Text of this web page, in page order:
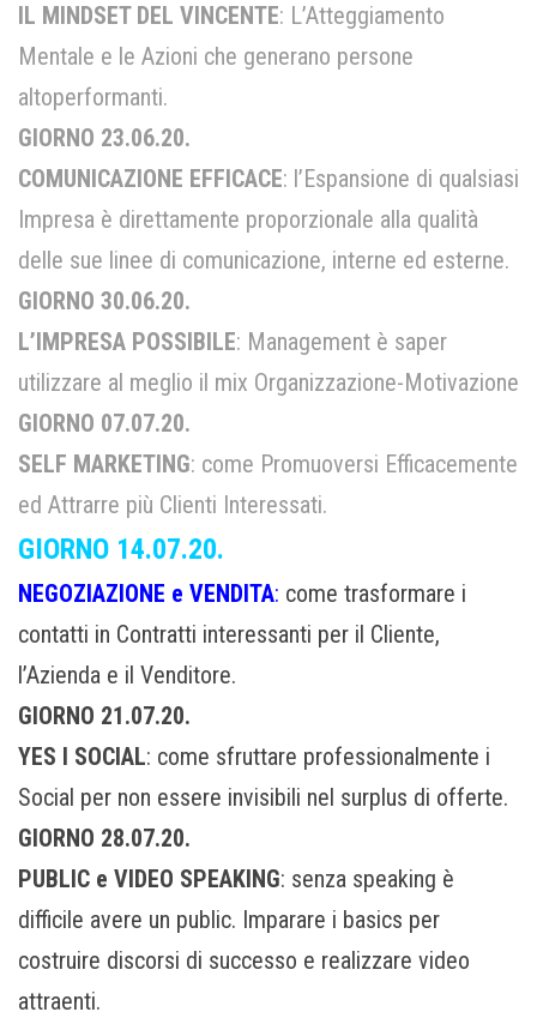
IL MINDSET DEL VINCENTE: L’Atteggiamento
Mentale e le Azioni che generano persone
altoperformanti.
GIORNO 23.06.20.
COMUNICAZIONE EFFICACE: l’Espansione di qualsiasi
Impresa è direttamente proporzionale alla qualità
delle sue linee di comunicazione, interne ed esterne.
GIORNO 30.06.20.
L’IMPRESA POSSIBILE: Management è saper
utilizzare al meglio il mix Organizzazione-Motivazione
GIORNO 07.07.20.
SELF MARKETING: come Promuoversi Efficacemente
ed Attrarre più Clienti Interessati.
GIORNO 14.07.20.
NEGOZIAZIONE e VENDITA: come trasformare i
contatti in Contratti interessanti per il Cliente,
l’Azienda e il Venditore.
GIORNO 21.07.20.
YES I SOCIAL: come sfruttare professionalmente i
Social per non essere invisibili nel surplus di offerte.
GIORNO 28.07.20.
PUBLIC e VIDEO SPEAKING: senza speaking è
difficile avere un public. Imparare i basics per
costruire discorsi di successo e realizzare video
attraenti.